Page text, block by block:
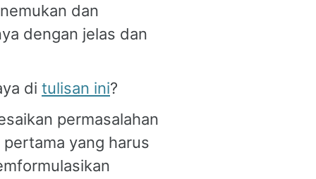
dan
dengan jelas dan
di tulisan ini?
permasalahan
yang harus